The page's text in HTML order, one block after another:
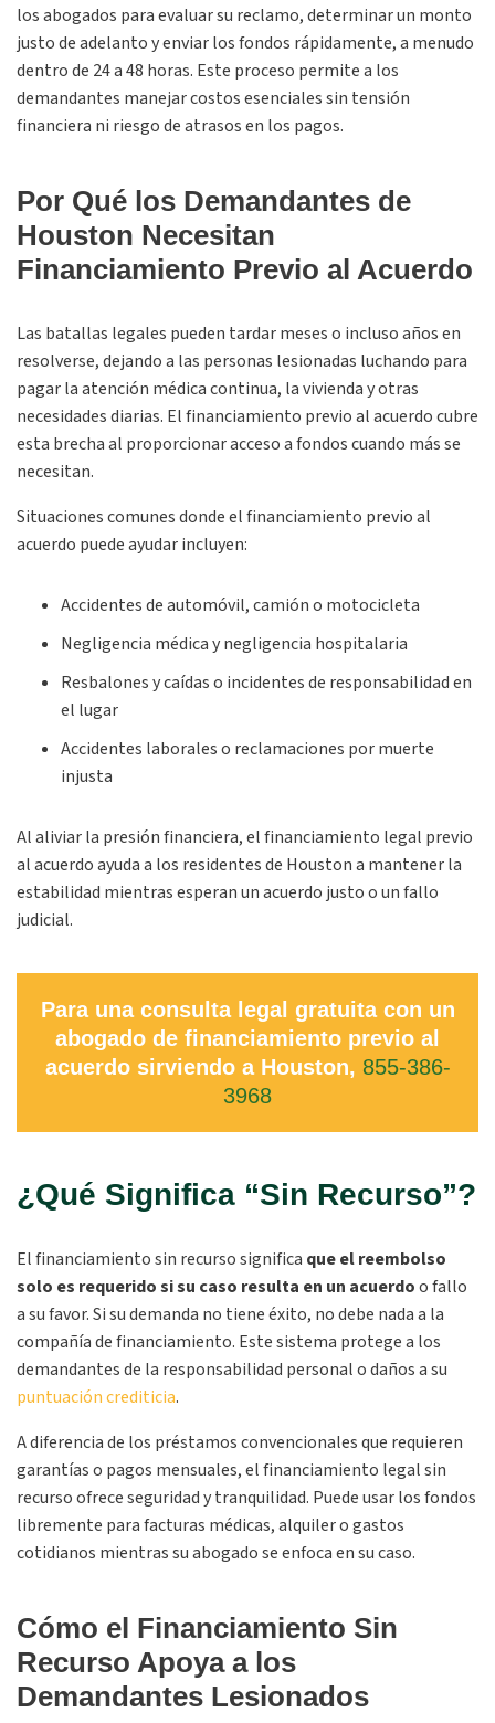
los abogados para evaluar su reclamo, determinar un monto
justo de adelanto y enviar los fondos rápidamente, a menudo
dentro de 24 a 48 horas. Este proceso permite a los
demandantes manejar costos esenciales sin tensión
financiera ni riesgo de atrasos en los pagos.
Por Qué los Demandantes de
Houston Necesitan
Financiamiento Previo al Acuerdo
Las batallas legales pueden tardar meses o incluso años en
resolverse, dejando a las personas lesionadas luchando para
pagar la atención médica continua, la vivienda y otras
necesidades diarias. El financiamiento previo al acuerdo cubre
esta brecha al proporcionar acceso a fondos cuando más se
necesitan.
Situaciones comunes donde el financiamiento previo al
acuerdo puede ayudar incluyen:
Accidentes de automóvil, camión o motocicleta
Negligencia médica y negligencia hospitalaria
Resbalones y caídas o incidentes de responsabilidad en
el lugar
Accidentes laborales o reclamaciones por muerte
injusta
Al aliviar la presión financiera, el financiamiento legal previo
al acuerdo ayuda a los residentes de Houston a mantener la
estabilidad mientras esperan un acuerdo justo o un fallo
judicial.
Para una consulta legal gratuita con un
abogado de financiamiento previo al
acuerdo sirviendo a Houston, 855-386-
3968
¿Qué Significa “Sin Recurso”?
El financiamiento sin recurso significa que el reembolso
solo es requerido si su caso resulta en un acuerdoo fallo
a su favor. Si su demanda no tiene éxito, no debe nada a la
compañía de financiamiento. Este sistema protege a los
demandantes de la responsabilidad personal o daños a su
puntuación crediticia.
A diferencia de los préstamos convencionales que requieren
garantías o pagos mensuales, el financiamiento legal sin
recurso ofrece seguridad y tranquilidad. Puede usar los fondos
libremente para facturas médicas, alquiler o gastos
cotidianos mientras su abogado se enfoca en su caso.
Cómo el Financiamiento Sin
Recurso Apoya a los
Demandantes Lesionados